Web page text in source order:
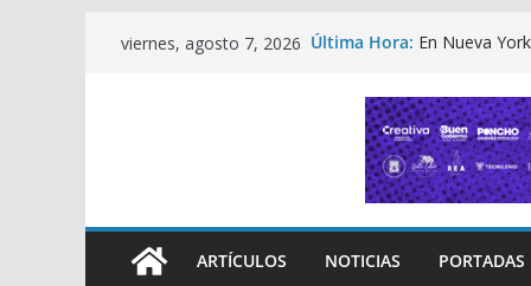
viernes, agosto 7, 2026 Última Hora: En Nueva
audiencias
Congreso de
Morelia
semana de
Michoacán
Comercial
ARTÍCULOS NOTICIAS PORTADAS